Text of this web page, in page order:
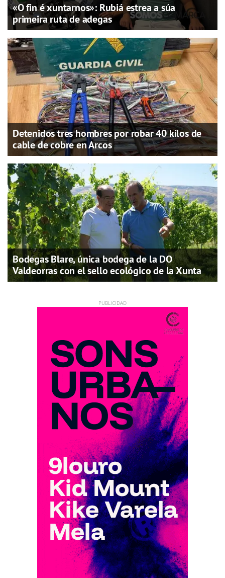
«O fin é xuntarnos»: Rubiá estrea a súa
primeira ruta de adegas
Detenidos tres hombres por robar 40 kilos de
cable de cobre en Arcos
Bodegas Blare, única bodega de la DO
Valdeorras con el sello ecológico de la Xunta